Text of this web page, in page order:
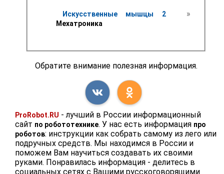
Искусственные мышцы 2 »
Мехатроника
Обратите внимание полезная информация.
ProRobot.RU - лучший в России информационный
сайт по робототехнике. У нас есть информация про
роботов: инструкции как собрать самому из лего или
подручных средств. Мы находимся в России и
поможем Вам научиться создавать их своими
руками. Понравилась информация - делитесь в
социальных сетях с Вашими русскоговорящими